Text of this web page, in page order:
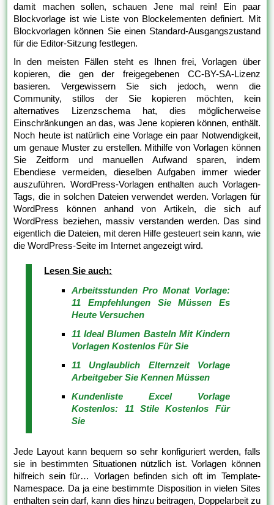
damit machen sollen, schauen Jene mal rein! Ein paar
Blockvorlage ist wie Liste von Blockelementen definiert. Mit
Blockvorlagen können Sie einen Standard-Ausgangszustand
für die Editor-Sitzung festlegen.
In den meisten Fällen steht es Ihnen frei, Vorlagen über
kopieren, die gen der freigegebenen CC-BY-SA-Lizenz
basieren. Vergewissern Sie sich jedoch, wenn die
Community, stillos der Sie kopieren möchten, kein
alternatives Lizenzschema hat, dies möglicherweise
Einschränkungen an das, was Jene kopieren können, enthält.
Noch heute ist natürlich eine Vorlage ein paar Notwendigkeit,
um genaue Muster zu erstellen. Mithilfe von Vorlagen können
Sie Zeitform und manuellen Aufwand sparen, indem
Ebendiese vermeiden, dieselben Aufgaben immer wieder
auszuführen. WordPress-Vorlagen enthalten auch Vorlagen-
Tags, die in solchen Dateien verwendet werden. Vorlagen für
WordPress können anhand von Artikeln, die sich auf
WordPress beziehen, massiv verstanden werden. Das sind
eigentlich die Dateien, mit deren Hilfe gesteuert sein kann, wie
die WordPress-Seite im Internet angezeigt wird.
Lesen Sie auch:
Arbeitsstunden Pro Monat Vorlage:
11 Empfehlungen Sie Müssen Es
Heute Versuchen
11 Ideal Blumen Basteln Mit Kindern
Vorlagen Kostenlos Für Sie
11 Unglaublich Elternzeit Vorlage
Arbeitgeber Sie Kennen Müssen
Kundenliste Excel Vorlage
Kostenlos: 11 Stile Kostenlos Für
Sie
Jede Layout kann bequem so sehr konfiguriert werden, falls
sie in bestimmten Situationen nützlich ist. Vorlagen können
hilfreich sein für… Vorlagen befinden sich oft im Template-
Namespace. Da ja eine bestimmte Disposition in vielen Sites
enthalten sein darf, kann dies hinzu beitragen, Doppelarbeit zu